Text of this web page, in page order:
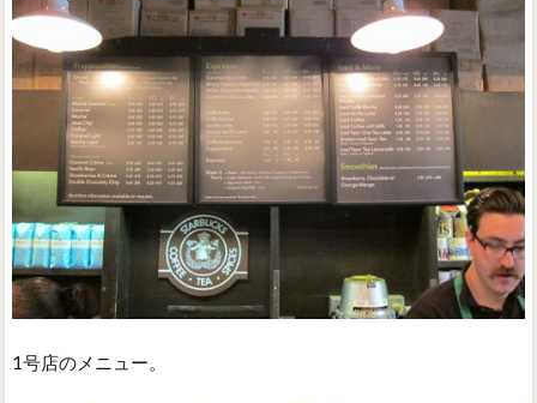
1号店のメニュー。